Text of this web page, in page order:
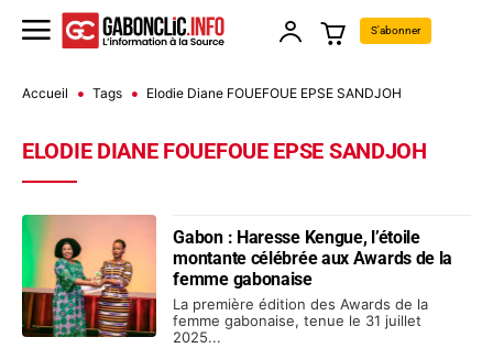
S'abonner
Accueil Tags Elodie Diane FOUEFOUE EPSE SANDJOH
ELODIE DIANE FOUEFOUE EPSE SANDJOH
Gabon : Haresse Kengue, l’étoile
montante célébrée aux Awards de la
femme gabonaise
La première édition des Awards de la
femme gabonaise, tenue le 31 juillet
2025...